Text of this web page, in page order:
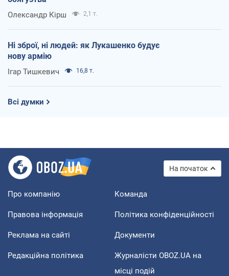
Олександр Кірш 2,1 т.
Ні зброї, ні людей: як Лукашенко будує
нову армію
Ігар Тишкевич 16,8 т.
Всі думки
На початок
Про компанію Команда
Правова інформація Політика конфіденційності
Реклама на сайті Документи
Редакційна політика
Журналісти OBOZ.UA на
місці подій